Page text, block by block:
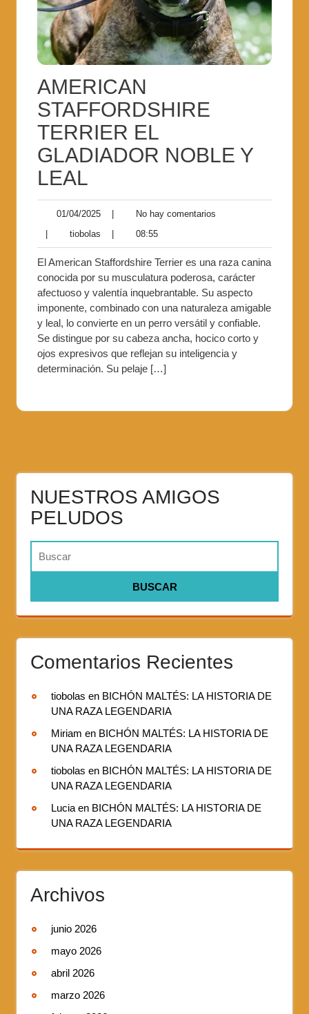
AMERICAN
STAFFORDSHIRE
TERRIER EL
GLADIADOR NOBLE Y
LEAL
01/04/2025
No hay comentarios
tiobolas 08:55
El American Staffordshire Terrier es una raza canina
conocida por su musculatura poderosa, carácter
afectuoso y valentía inquebrantable. Su aspecto
imponente, combinado con una naturaleza amigable
y leal, lo convierte en un perro versátil y confiable.
Se distingue por su cabeza ancha, hocico corto y
ojos expresivos que reflejan su inteligencia y
determinación. Su pelaje […]
NUESTROS AMIGOS
PELUDOS
Comentarios Recientes
tiobolas en BICHÓN MALTÉS: LA HISTORIA DE
UNA RAZA LEGENDARIA
Miriam en BICHÓN MALTÉS: LA HISTORIA DE
UNA RAZA LEGENDARIA
tiobolas en BICHÓN MALTÉS: LA HISTORIA DE
UNA RAZA LEGENDARIA
Lucia en BICHÓN MALTÉS: LA HISTORIA DE
UNA RAZA LEGENDARIA
Archivos
junio 2026
mayo 2026
abril 2026
marzo 2026